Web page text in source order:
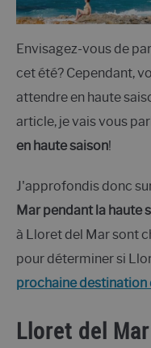
Envisagez-vous de
cet été? Cependant,
attendre en haute
article, je vais vous
en haute saison!
J'approfondis donc
Mar pendant la haute
à Lloret del Mar sont
pour déterminer si
prochaine destination
Lloret del